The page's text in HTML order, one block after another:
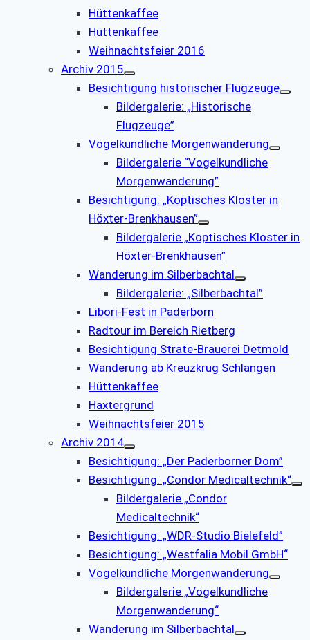
Hüttenkaffee
Hüttenkaffee
Weihnachtsfeier 2016
Archiv 2015
Besichtigung historischer Flugzeuge
Bildergalerie: „Historische
Flugzeuge”
Vogelkundliche Morgenwanderung
Bildergalerie “Vogelkundliche
Morgenwanderung”
Besichtigung: „Koptisches Kloster in
Höxter-Brenkhausen”
Bildergalerie „Koptisches Kloster in
Höxter-Brenkhausen”
Wanderung im Silberbachtal
Bildergalerie: „Silberbachtal”
Libori-Fest in Paderborn
Radtour im Bereich Rietberg
Besichtigung Strate-Brauerei Detmold
Wanderung ab Kreuzkrug Schlangen
Hüttenkaffee
Haxtergrund
Weihnachtsfeier 2015
Archiv 2014
Besichtigung: „Der Paderborner Dom”
Besichtigung: „Condor Medicaltechnik“
Bildergalerie „Condor
Medicaltechnik“
Besichtigung: „WDR-Studio Bielefeld”
Besichtigung: „Westfalia Mobil GmbH“
Vogelkundliche Morgenwanderung
Bildergalerie „Vogelkundliche
Morgenwanderung“
Wanderung im Silberbachtal